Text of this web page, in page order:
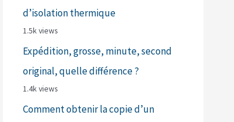
d’isolation thermique
1.5k views
Expédition, grosse, minute, second
original, quelle différence ?
1.4k views
Comment obtenir la copie d’un